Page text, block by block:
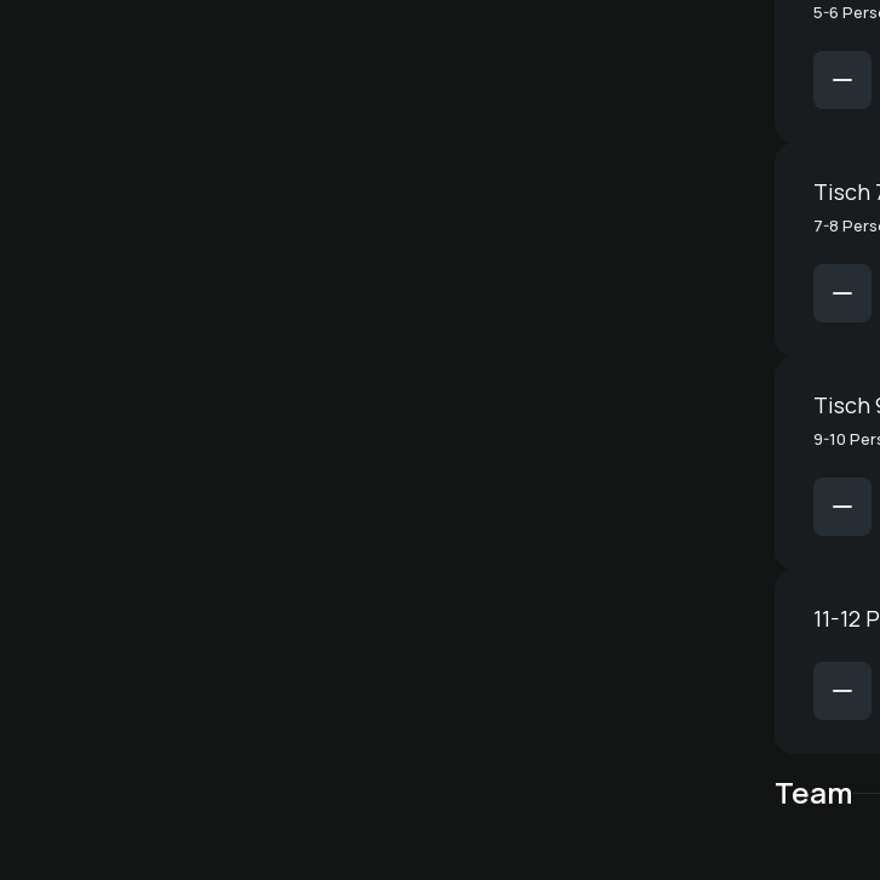
5-6
Tisch
7-8
Tisch
9-10
11-12
Team